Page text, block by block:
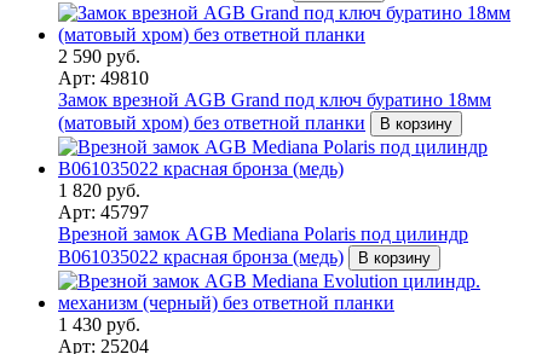
2 590 руб.
Арт: 49810
Замок врезной AGB Grand под ключ буратино 18мм
(матовый хром) без ответной планки
В корзину
1 820 руб.
Арт: 45797
Врезной замок AGB Mediana Polaris под цилиндр
В061035022 красная бронза (медь)
В корзину
1 430 руб.
Арт: 25204